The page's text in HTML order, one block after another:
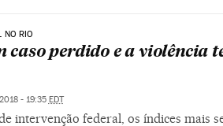
NO RIO
caso perdido e a violência
- 19:35 EDT
intervenção federal, os índices mais